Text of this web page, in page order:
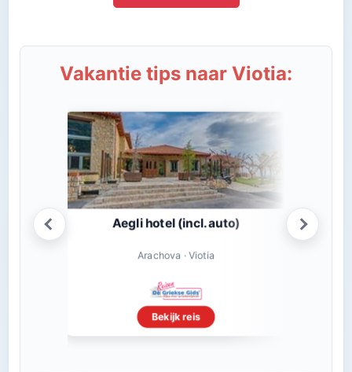
Vakantie tips naar Viotia:
Aegli hotel (incl. auto)
Arachova · Viotia
Bekijk reis